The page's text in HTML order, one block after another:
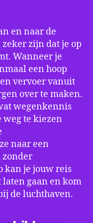
en naar de
zijn dat je op
Wanneer je
een hoop
vervoer vanuit
over te maken.
wegenkennis
weg te kiezen
naar een
kan je jouw reis
gaan en kom
de luchthaven.